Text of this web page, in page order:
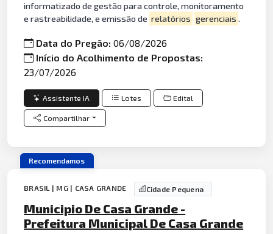
informatizado de gestão para controle, monitoramento
e rastreabilidade, e emissão de relatórios gerenciais .
Data do Pregão:06/08/2026
Início do Acolhimento de Propostas:
23/07/2026
Assistente IA Lotes Edital
Compartilhar
Recomendamos
BRASIL | MG | CASA GRANDE Cidade Pequena
Municipio De Casa Grande -
Prefeitura Municipal De Casa Grande